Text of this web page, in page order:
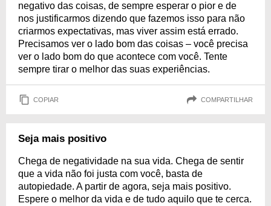
negativo das coisas, de sempre esperar o pior e de
nos justificarmos dizendo que fazemos isso para não
criarmos expectativas, mas viver assim está errado.
Precisamos ver o lado bom das coisas – você precisa
ver o lado bom do que acontece com você. Tente
sempre tirar o melhor das suas experiências.
COPIAR COMPARTILHAR
Seja mais positivo
Chega de negatividade na sua vida. Chega de sentir
que a vida não foi justa com você, basta de
autopiedade. A partir de agora, seja mais positivo.
Espere o melhor da vida e de tudo aquilo que te cerca.